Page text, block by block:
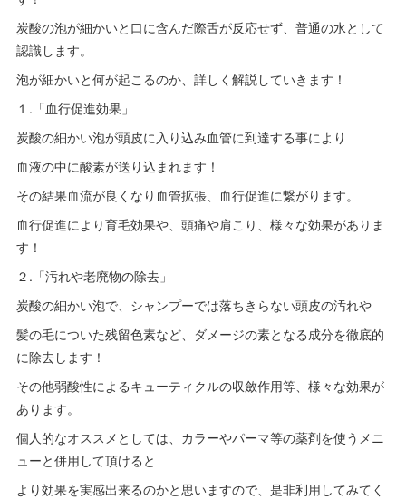
炭酸の泡が細かいと口に含んだ際舌が反応せず、普通の水として
認識します。
泡が細かいと何が起こるのか、詳しく解説していきます！
１.「血行促進効果」
炭酸の細かい泡が頭皮に入り込み血管に到達する事により
血液の中に酸素が送り込まれます！
その結果血流が良くなり血管拡張、血行促進に繋がります。
血行促進により育毛効果や、頭痛や肩こり、様々な効果がありま
す！
２.「汚れや老廃物の除去」
炭酸の細かい泡で、シャンプーでは落ちきらない頭皮の汚れや
髪の毛についた残留色素など、ダメージの素となる成分を徹底的
に除去します！
その他弱酸性によるキューティクルの収斂作用等、様々な効果が
あります。
個人的なオススメとしては、カラーやパーマ等の薬剤を使うメニ
ューと併用して頂けると
より効果を実感出来るのかと思いますので、是非利用してみてく